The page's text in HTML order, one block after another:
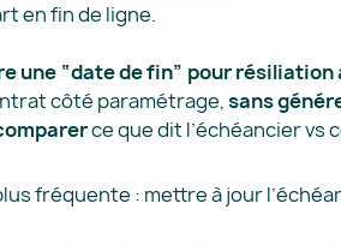
en fin de ligne.
une “date de fin” pour
côté paramétrage,sans
ce que dit l’échéancier vs
fréquente : mettre à jour